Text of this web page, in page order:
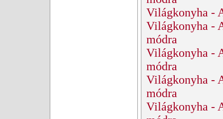
Világkonyha -
Világkonyha -
módra
Világkonyha -
módra
Világkonyha -
módra
Világkonyha -